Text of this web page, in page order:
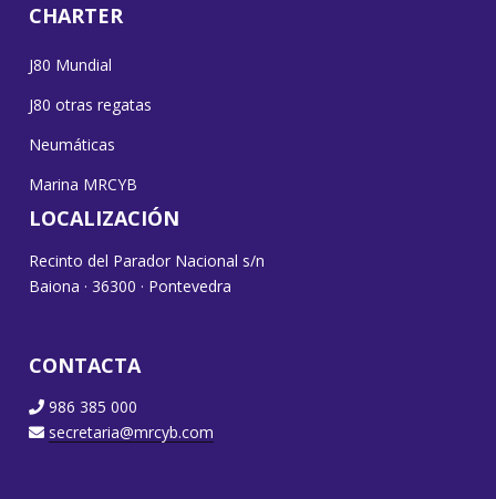
CHARTER
J80 Mundial
J80 otras regatas
Neumáticas
Marina MRCYB
LOCALIZACIÓN
Recinto del Parador Nacional s/n
Baiona · 36300 · Pontevedra
CONTACTA
986 385 000
secretaria@mrcyb.com